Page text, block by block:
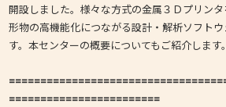
開設しました。様々な方式の金属３Ｄプリン
形物の高機能化につながる設計・解析ソフト
す。本センターの概要についてもご紹介します。
========================